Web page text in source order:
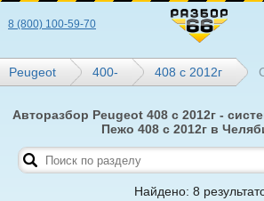
8 (800) 100-59-70
Peugeot 400- 408 с 2012г
Авторазбор Peugeot 408 с 2012г -
Пежо 408 с 2012г в
Найдено: 8